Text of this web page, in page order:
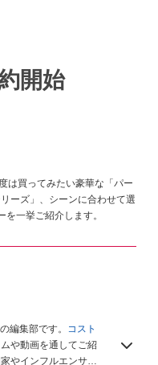
開始
は買ってみたい豪華な「パー
ーズ」、シーンに合わせて選
一挙ご紹介します。
編集部です。
コスト
や動画を通してご紹
やインフルエンサー